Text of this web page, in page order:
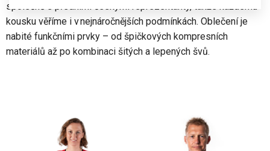
společně s předními českými reprezentanty, takže každému
kousku věříme i v nejnáročnějších podmínkách. Oblečení je
nabité funkčními prvky – od špičkových kompresních
materiálů až po kombinaci šitých a lepených švů.